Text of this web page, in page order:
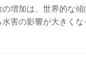
の増加は、世界的な
害の影響が大きく